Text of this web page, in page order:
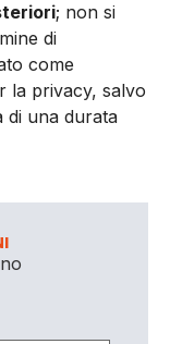
; non si
di
come
la privacy, salvo
di una durata